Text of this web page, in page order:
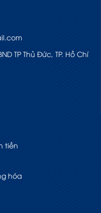
TP Thủ Đức, TP. Hồ Chí
tiền
hóa